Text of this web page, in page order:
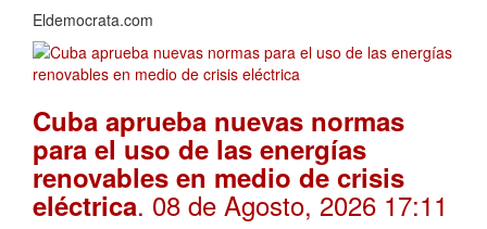
Eldemocrata.com
Cuba aprueba nuevas normas
para el uso de las energías
renovables en medio de crisis
eléctrica. 08 de Agosto, 2026 17:11